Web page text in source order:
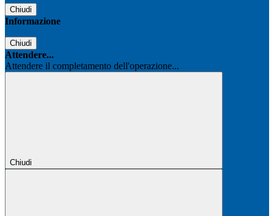
Chiudi
Informazione
Chiudi
Attendere...
Attendere il completamento dell'operazione...
Chiudi